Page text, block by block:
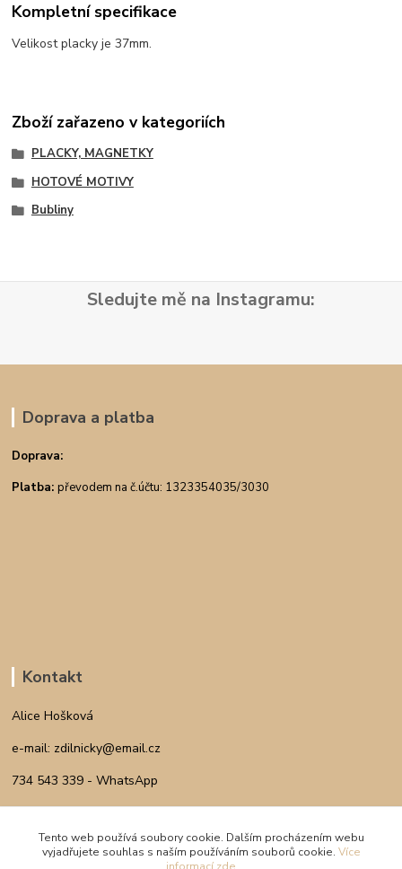
Kompletní specifikace
Velikost placky je 37mm.
Zboží zařazeno v kategoriích
PLACKY, MAGNETKY
HOTOVÉ MOTIVY
Bubliny
Sledujte mě na Instagramu:
Doprava a platba
Doprava:
Platba:převodem na č.účtu: 1323354035/3030
Kontakt
Alice Hošková
e-mail: zdilnicky@email.cz
734 543 339 - WhatsApp
INSTAGRAM
Tento web používá soubory cookie. Dalším procházením webu
vyjadřujete souhlas s naším používáním souborů cookie. Více